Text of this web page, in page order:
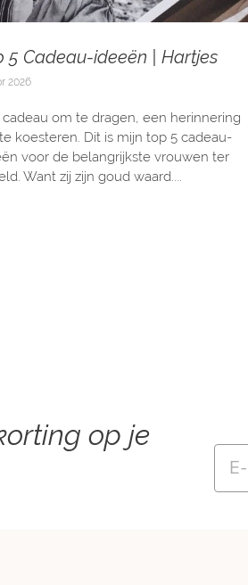
5 Cadeau-ideeën | Hartjes
2026
cadeau om te dragen, een herinnering
koesteren. Dit is mijn top 5 cadeau-
voor de belangrijkste vrouwen ter
Want zij zijn goud waard....
op je
Email